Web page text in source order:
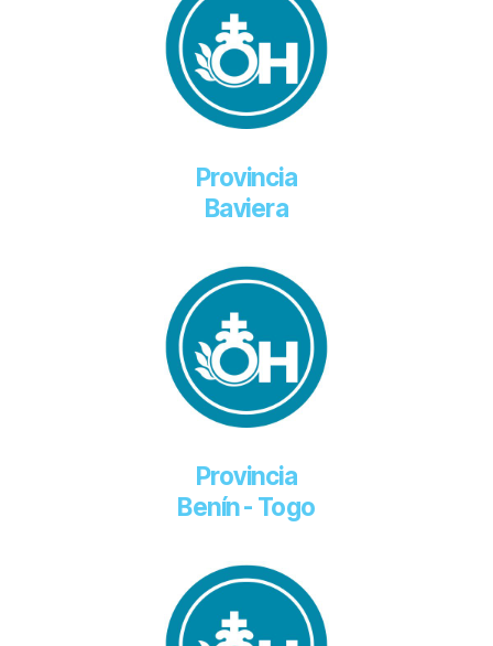
Provincia
Baviera
Provincia
Benín - Togo